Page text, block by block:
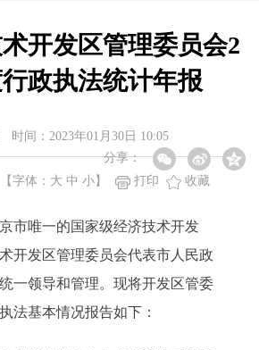
开发区管理委员会2
政执法统计年报
间：2023年01月30日 10:05
分享：
【字体： 大 中 小 】 打印 收藏
市唯一的国家级经济技术开发
开发区管理委员会代表市人民政
一领导和管理。现将开发区管委
法基本情况报告如下：